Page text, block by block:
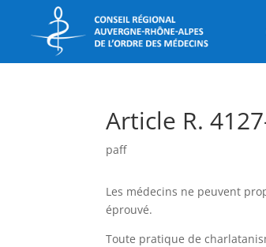
Article R.
paff
Les médecins ne peuvent
éprouvé.
Toute pratique de